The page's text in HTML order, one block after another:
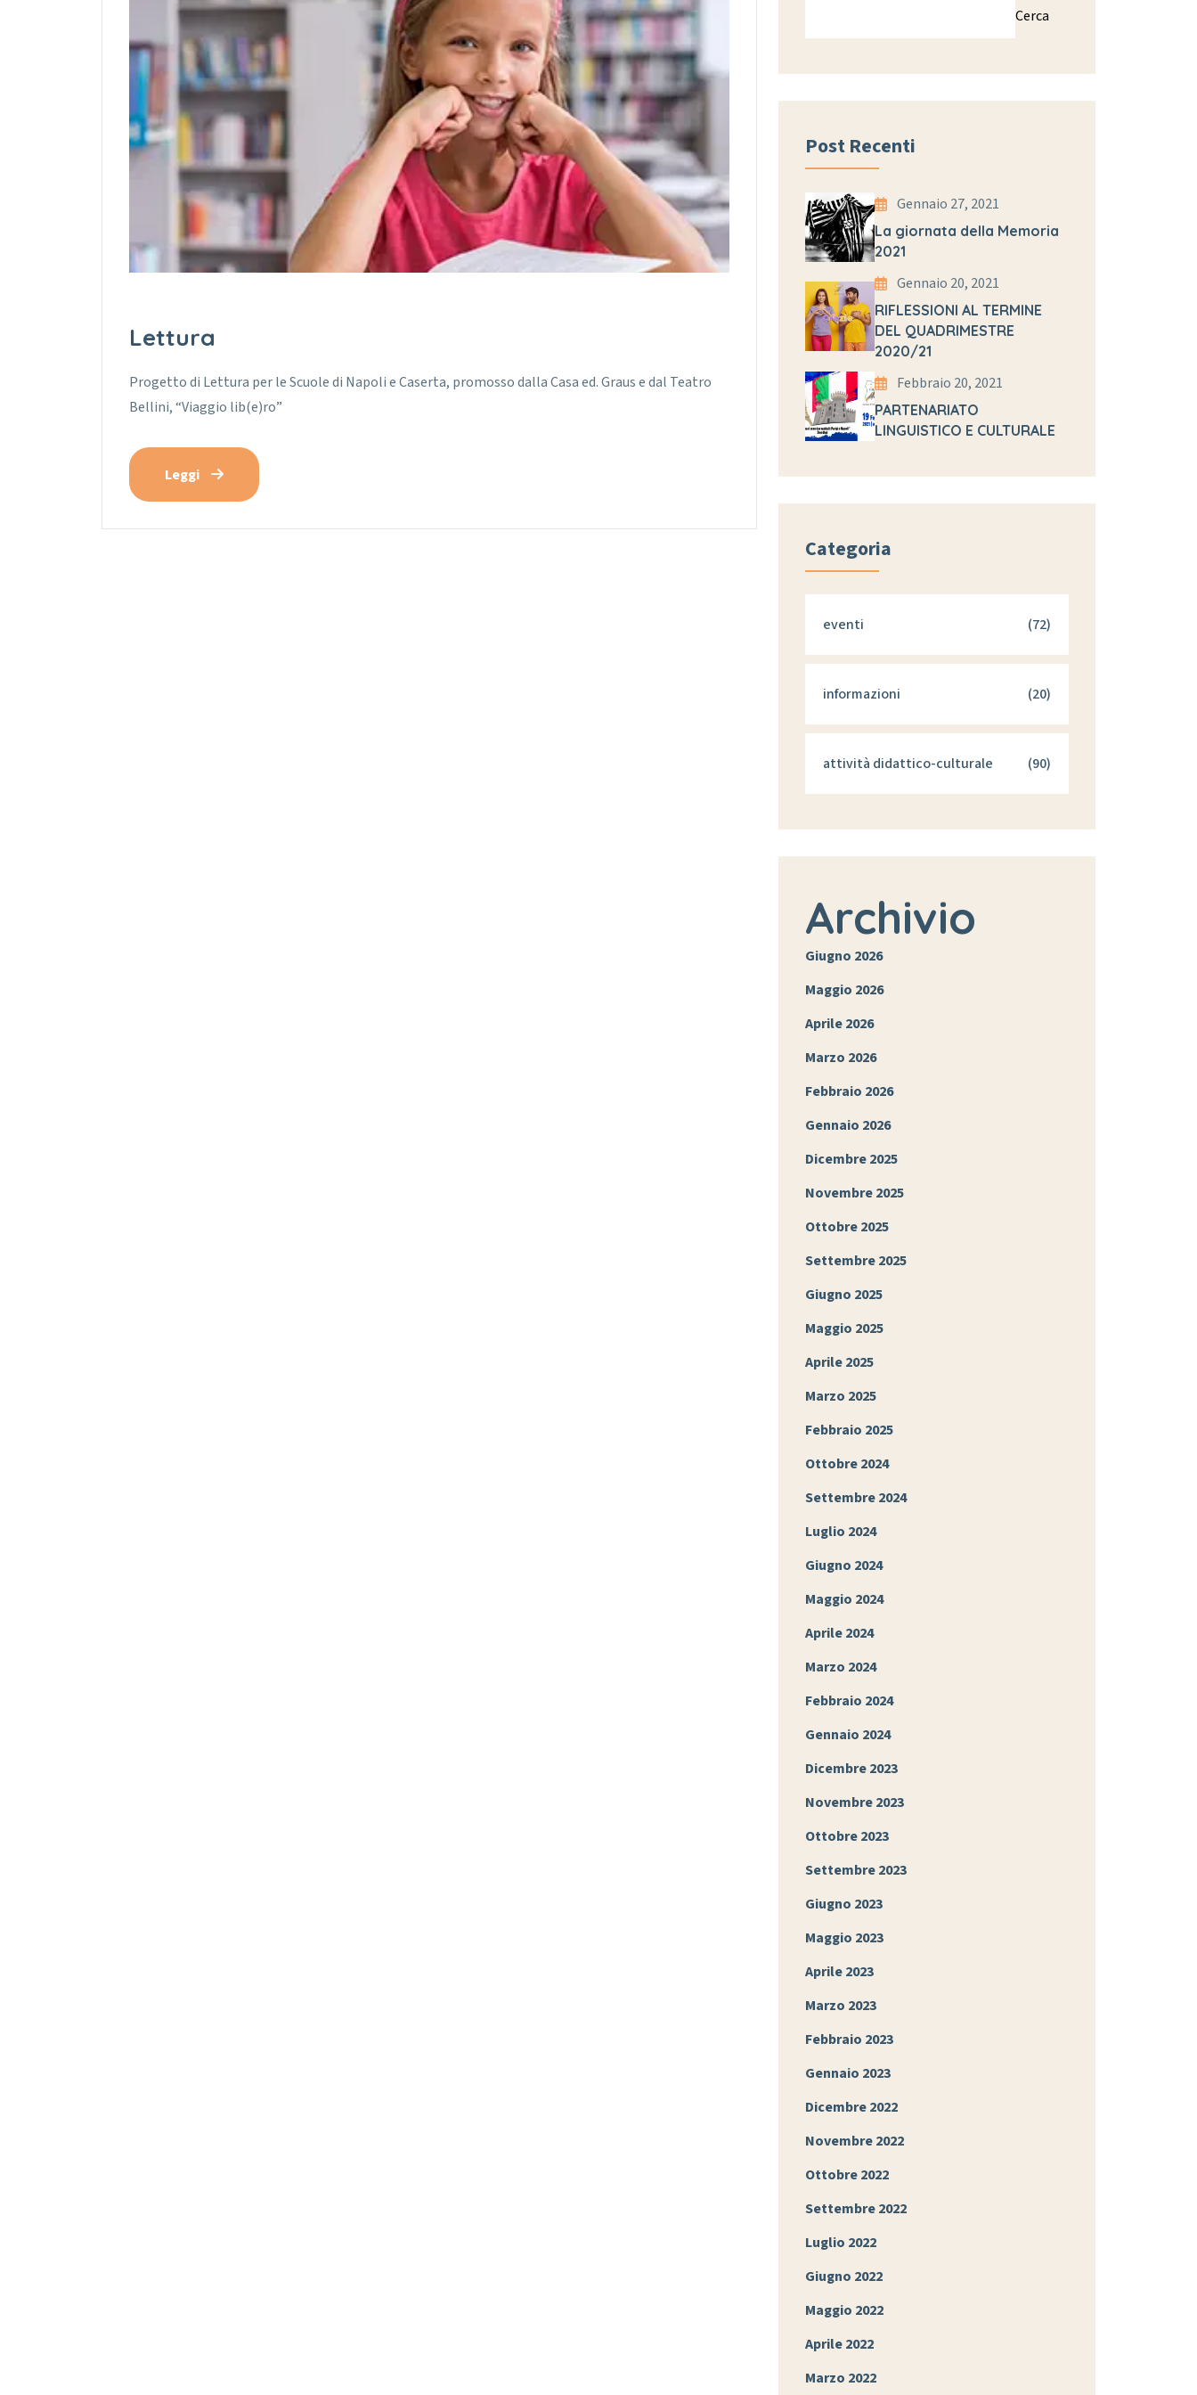
Lettura
Progetto di Lettura per le Scuole di Napoli e Caserta, promosso dalla Casa ed. Graus e dal Teatro
Bellini, “Viaggio lib(e)ro”
Leggi
Cerca
Post Recenti
Gennaio 27, 2021
La giornata della Memoria
2021
Gennaio 20, 2021
RIFLESSIONI AL TERMINE
DEL QUADRIMESTRE
2020/21
Febbraio 20, 2021
PARTENARIATO
LINGUISTICO E CULTURALE
Categoria
eventi (72)
informazioni (20)
attività didattico-culturale (90)
Archivio
Giugno 2026
Maggio 2026
Aprile 2026
Marzo 2026
Febbraio 2026
Gennaio 2026
Dicembre 2025
Novembre 2025
Ottobre 2025
Settembre 2025
Giugno 2025
Maggio 2025
Aprile 2025
Marzo 2025
Febbraio 2025
Ottobre 2024
Settembre 2024
Luglio 2024
Giugno 2024
Maggio 2024
Aprile 2024
Marzo 2024
Febbraio 2024
Gennaio 2024
Dicembre 2023
Novembre 2023
Ottobre 2023
Settembre 2023
Giugno 2023
Maggio 2023
Aprile 2023
Marzo 2023
Febbraio 2023
Gennaio 2023
Dicembre 2022
Novembre 2022
Ottobre 2022
Settembre 2022
Luglio 2022
Giugno 2022
Maggio 2022
Aprile 2022
Marzo 2022